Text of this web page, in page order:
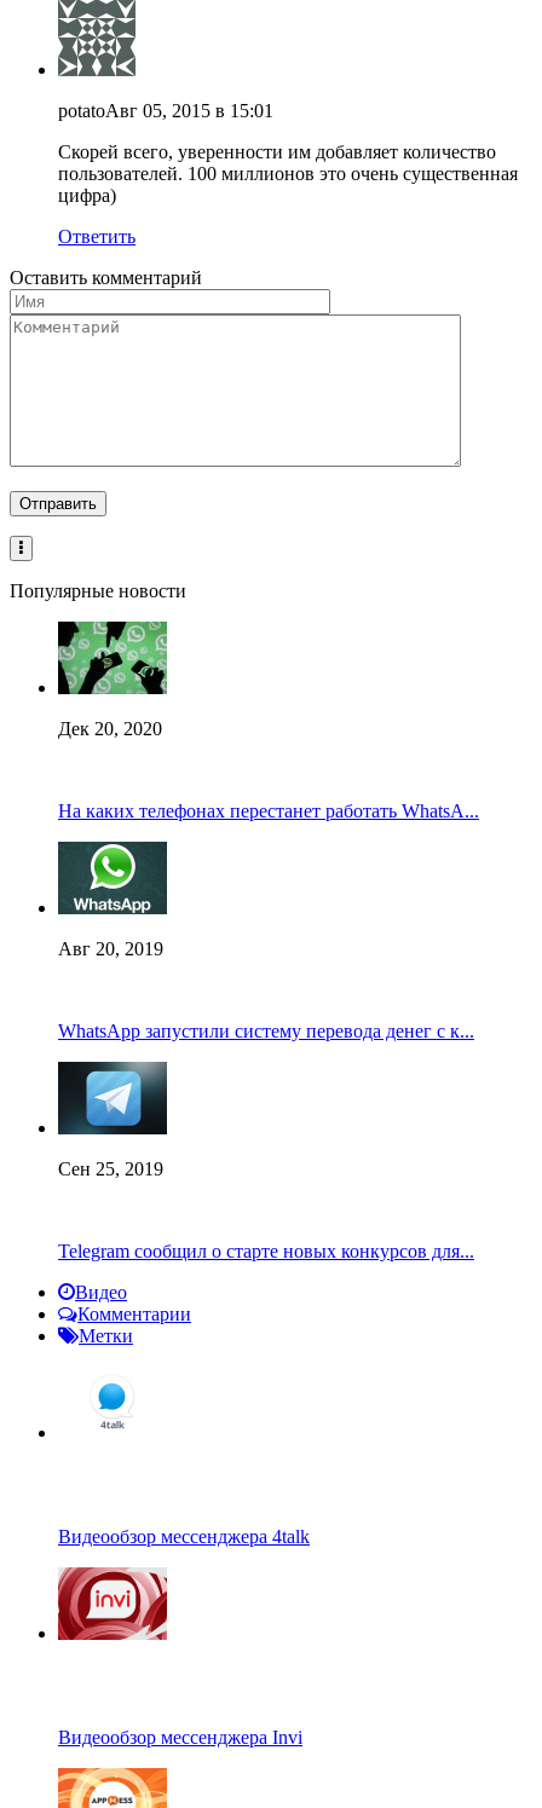
potatoАвг 05, 2015 в 15:01
Скорей всего, уверенности им добавляет количество
пользователей. 100 миллионов это очень существенная
цифра)
Ответить
Оставить комментарий
Популярные новости
Дек 20, 2020
На каких телефонах перестанет работать WhatsA...
Авг 20, 2019
WhatsApp запустили систему перевода денег с к...
Сен 25, 2019
Telegram сообщил о старте новых конкурсов для...
Видео
Комментарии
Метки
Видеообзор мессенджера 4talk
Видеообзор мессенджера Invi